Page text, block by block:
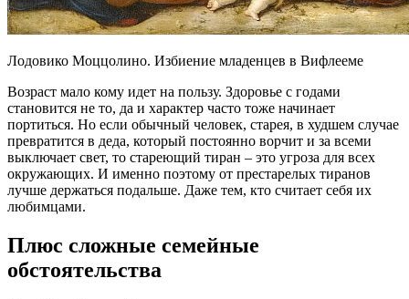
Лодовико Моццолино. Избиение младенцев в Вифлееме
Возраст мало кому идет на пользу. Здоровье с годами
становится не то, да и характер часто тоже начинает
портиться. Но если обычный человек, старея, в худшем случае
превратится в деда, который постоянно ворчит и за всеми
выключает свет, то стареющий тиран – это угроза для всех
окружающих. И именно поэтому от престарелых тиранов
лучше держаться подальше. Даже тем, кто считает себя их
любимцами.
Плюс сложные семейные
обстоятельства